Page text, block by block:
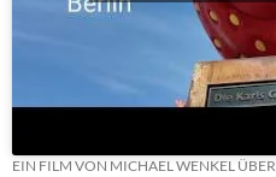
EIN FILM VON MICHAEL WENKEL